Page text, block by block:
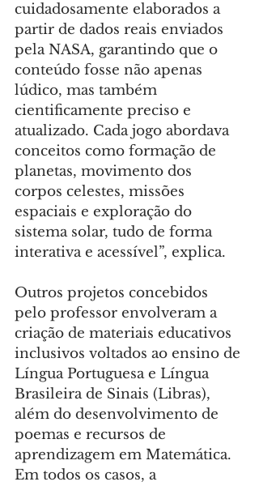
cuidadosamente elaborados a
partir de dados reais enviados
pela NASA, garantindo que o
conteúdo fosse não apenas
lúdico, mas também
cientificamente preciso e
atualizado. Cada jogo abordava
conceitos como formação de
planetas, movimento dos
corpos celestes, missões
espaciais e exploração do
sistema solar, tudo de forma
interativa e acessível”, explica.
Outros projetos concebidos
pelo professor envolveram a
criação de materiais educativos
inclusivos voltados ao ensino de
Língua Portuguesa e Língua
Brasileira de Sinais (Libras),
além do desenvolvimento de
poemas e recursos de
aprendizagem em Matemática.
Em todos os casos, a